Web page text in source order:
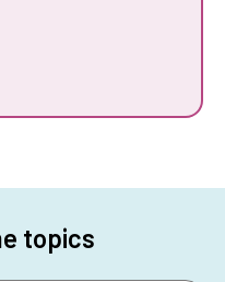
topics